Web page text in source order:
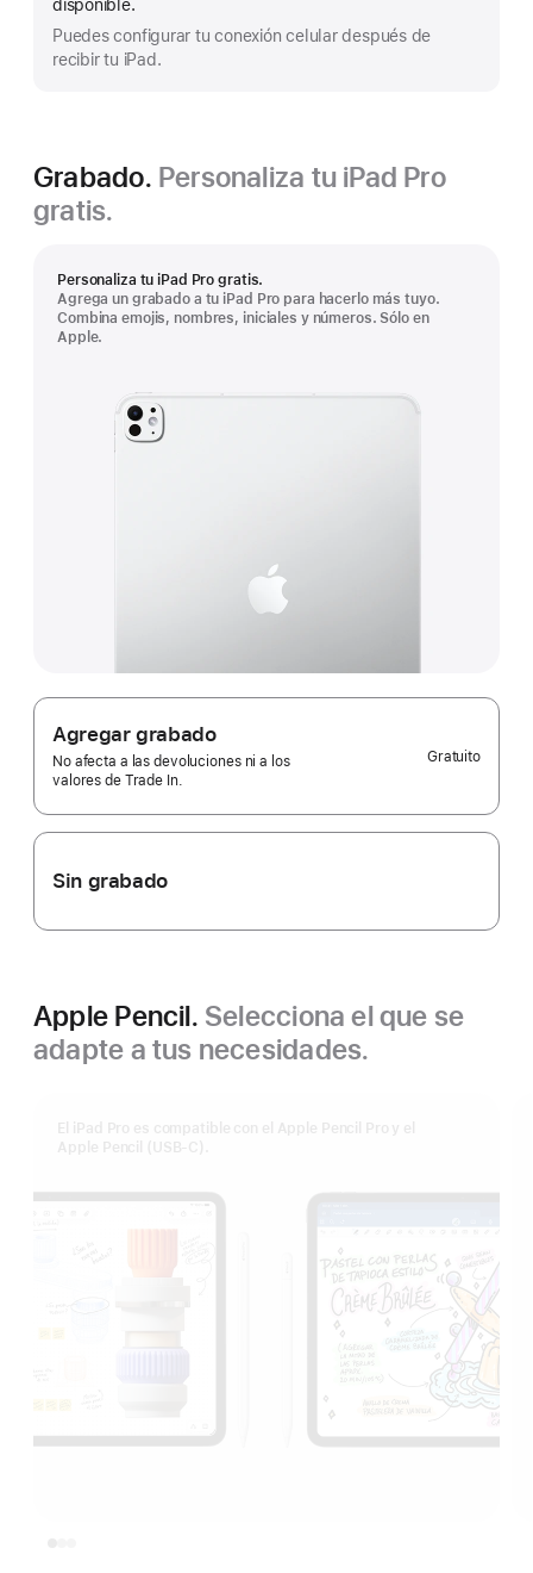
disponible.
Puedes configurar tu conexión celular después de
recibir tu iPad.
Grabado. Personaliza tu iPad Pro
gratis.
Personaliza tu iPad Pro gratis.
Agrega un grabado a tu iPad Pro para hacerlo más tuyo.
Combina emojis, nombres, iniciales y números. Sólo en
Apple.
Agregar grabado
No afecta a las devoluciones ni a los
valores de Trade In.
Gratuito
Sin grabado
Apple Pencil. Selecciona el que se
adapte a tus necesidades.